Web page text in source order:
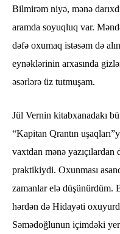
Bilmirəm niyə, mənə
aramda soyuqluq var.
dəfə oxumaq istəsəm də
eynəklərinin arxasında
əsərlərə üz tutmuşam.
Jül Vernin kitabxanadakı
“Kapitan Qrantın
vaxtdan mənə
praktikiydi. Oxunması
zamanlar elə düşünürdüm.
hərdən də Hidayəti
Səmədoğlunun içimdəki